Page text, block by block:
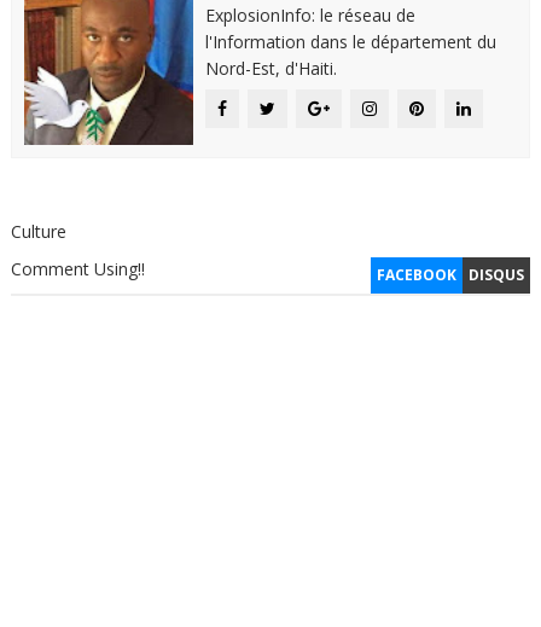
ExplosionInfo: le réseau de
l'Information dans le département du
Nord-Est, d'Haiti.
Culture
FACEBOOK DISQUS
Comment Using!!